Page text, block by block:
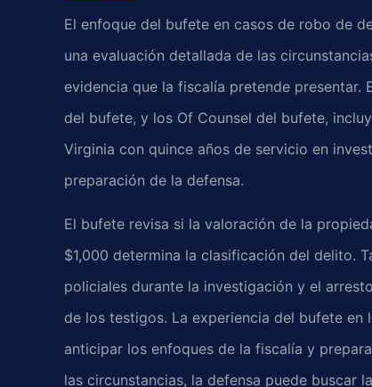
El enfoque del bufete en casos de robo de
una evaluación detallada de las
evidencia que la fiscalía pretende presentar.
del bufete, y los Of Counsel del bufete,
Virginia con quince años de servicio en
preparación de la defensa.
El bufete revisa si la valoración de la
$1,000 determina la clasificación del delito.
policiales durante la investigación y el
de los testigos. La experiencia del bufete
anticipar los enfoques de la fiscalía y
las circunstancias, la defensa puede buscar